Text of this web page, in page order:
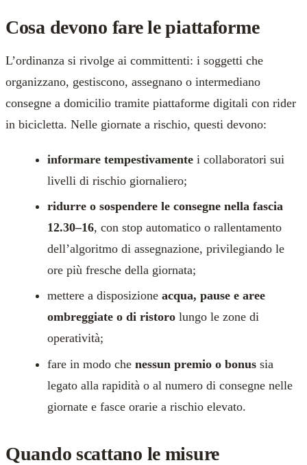
Cosa devono fare le piattaforme
L’ordinanza si rivolge ai committenti: i soggetti che
organizzano, gestiscono, assegnano o intermediano
consegne a domicilio tramite piattaforme digitali con rider
in bicicletta. Nelle giornate a rischio, questi devono:
informare tempestivamentei collaboratori sui
livelli di rischio giornaliero;
ridurre o sospendere le consegne nella fascia
12.30–16, con stop automatico o rallentamento
dell’algoritmo di assegnazione, privilegiando le
ore più fresche della giornata;
mettere a disposizione acqua, pause e aree
ombreggiate o di ristorolungo le zone di
operatività;
fare in modo che nessun premio o bonussia
legato alla rapidità o al numero di consegne nelle
giornate e fasce orarie a rischio elevato.
Quando scattano le misure